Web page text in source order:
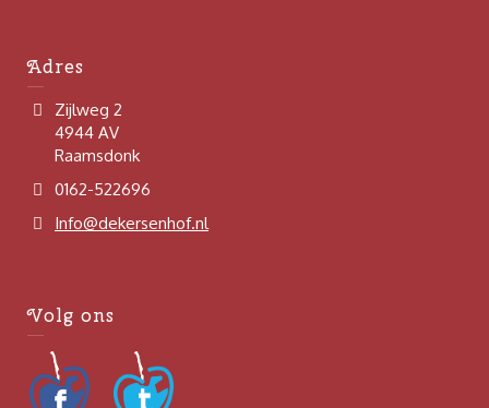
Adres
Zijlweg 2
4944 AV
Raamsdonk
0162-522696
Info@dekersenhof.nl
Volg ons